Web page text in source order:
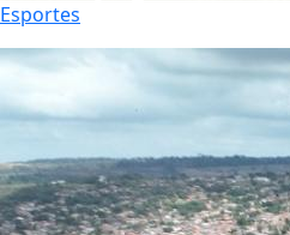
Esportes